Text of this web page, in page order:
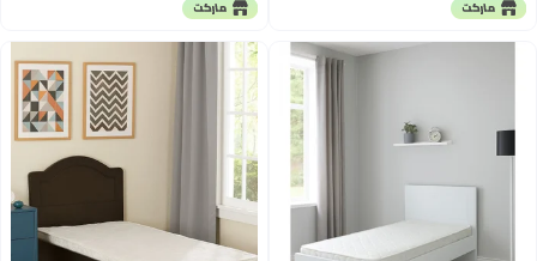
(عرفان)